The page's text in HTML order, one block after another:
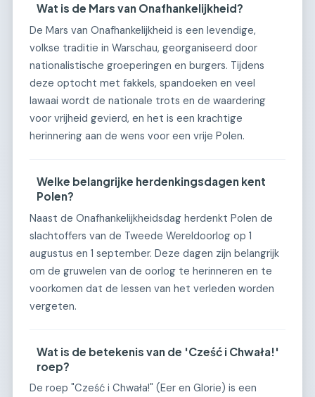
Wat is de Mars van Onafhankelijkheid?
De Mars van Onafhankelijkheid is een levendige,
volkse traditie in Warschau, georganiseerd door
nationalistische groeperingen en burgers. Tijdens
deze optocht met fakkels, spandoeken en veel
lawaai wordt de nationale trots en de waardering
voor vrijheid gevierd, en het is een krachtige
herinnering aan de wens voor een vrije Polen.
Welke belangrijke herdenkingsdagen kent
Polen?
Naast de Onafhankelijkheidsdag herdenkt Polen de
slachtoffers van de Tweede Wereldoorlog op 1
augustus en 1 september. Deze dagen zijn belangrijk
om de gruwelen van de oorlog te herinneren en te
voorkomen dat de lessen van het verleden worden
vergeten.
Wat is de betekenis van de 'Cześć i Chwała!'
roep?
De roep "Cześć i Chwała!" (Eer en Glorie) is een